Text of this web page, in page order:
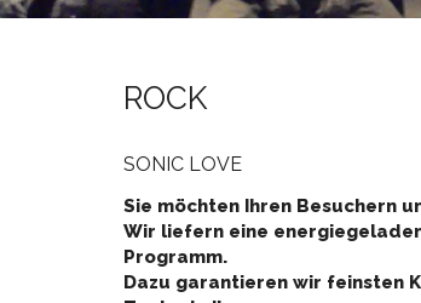
ROCK
SONIC LOVE
Sie möchten Ihren Besuchern
Wir liefern eine
Programm.
Dazu garantieren wir feinsten